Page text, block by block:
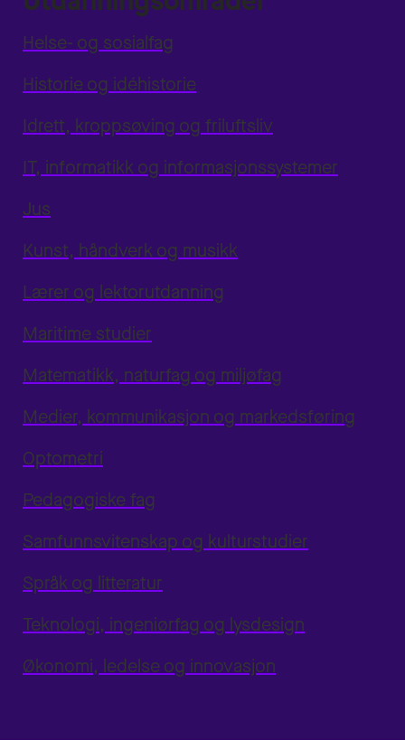
Helse- og sosialfag
Historie og idéhistorie
Idrett, kroppsøving og friluftsliv
IT, informatikk og informasjonssystemer
Jus
Kunst, håndverk og musikk
Lærer og lektorutdanning
Maritime studier
Matematikk, naturfag og miljøfag
Medier, kommunikasjon og markedsføring
Optometri
Pedagogiske fag
Samfunnsvitenskap og kulturstudier
Språk og litteratur
Teknologi, ingeniørfag og lysdesign
Økonomi, ledelse og innovasjon